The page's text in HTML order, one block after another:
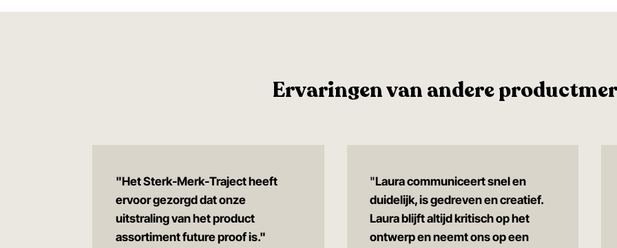
Ervaringen van andere
"Het Sterk-Merk-Traject heeft
ervoor gezorgd dat onze
uitstraling van het product
assortiment future proof is."
"Laura communiceert snel en
duidelijk, is gedreven en creatief.
Laura blijft altijd kritisch op het
ontwerp en neemt ons op een